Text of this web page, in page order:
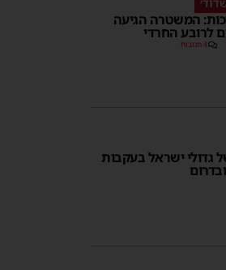
המשטרה הגיעה
לרובע החרדי
4 תגובות
גדולי ישראל בעקבות